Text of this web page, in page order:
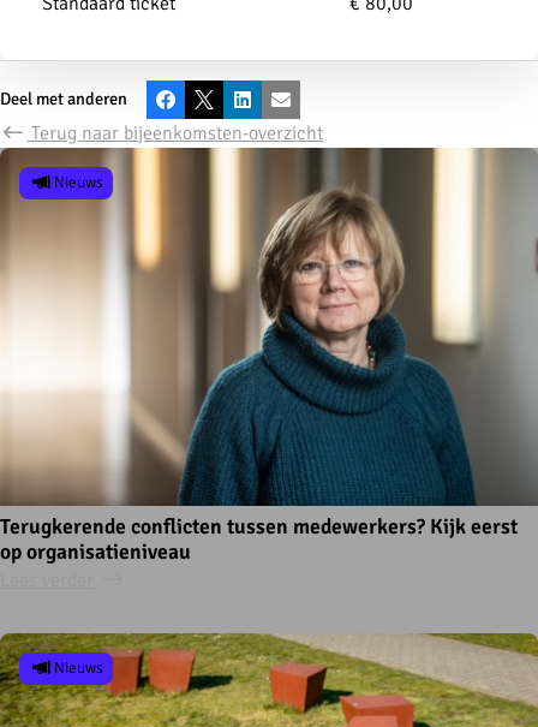
Deel met anderen Facebook
X LinkedInE-mail
Terug naar bijeenkomsten-overzicht
Terugkerende conflicten tussen medewerkers? Kijk eerst
op organisatieniveau
Nieuws
Nieuws